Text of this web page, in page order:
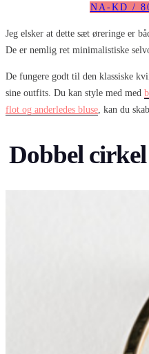
NA-KD /
Jeg elsker at dette sæt øreringe er
De er nemlig ret minimalistiske
De fungere godt til den klassiske
sine outfits. Du kan style med med
flot og anderledes bluse, kan du
Dobbel